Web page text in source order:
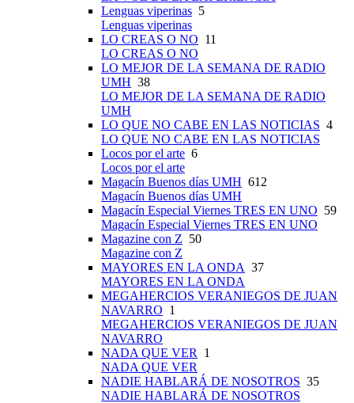
Lenguas viperinas 5
Lenguas viperinas
LO CREAS O NO 11
LO CREAS O NO
LO MEJOR DE LA SEMANA DE RADIO
UMH 38
LO MEJOR DE LA SEMANA DE RADIO
UMH
LO QUE NO CABE EN LAS NOTICIAS 4
LO QUE NO CABE EN LAS NOTICIAS
Locos por el arte 6
Locos por el arte
Magacín Buenos días UMH 612
Magacín Buenos días UMH
Magacín Especial Viernes TRES EN UNO 59
Magacín Especial Viernes TRES EN UNO
Magazine con Z 50
Magazine con Z
MAYORES EN LA ONDA 37
MAYORES EN LA ONDA
MEGAHERCIOS VERANIEGOS DE JUAN
NAVARRO 1
MEGAHERCIOS VERANIEGOS DE JUAN
NAVARRO
NADA QUE VER 1
NADA QUE VER
NADIE HABLARÁ DE NOSOTROS 35
NADIE HABLARÁ DE NOSOTROS